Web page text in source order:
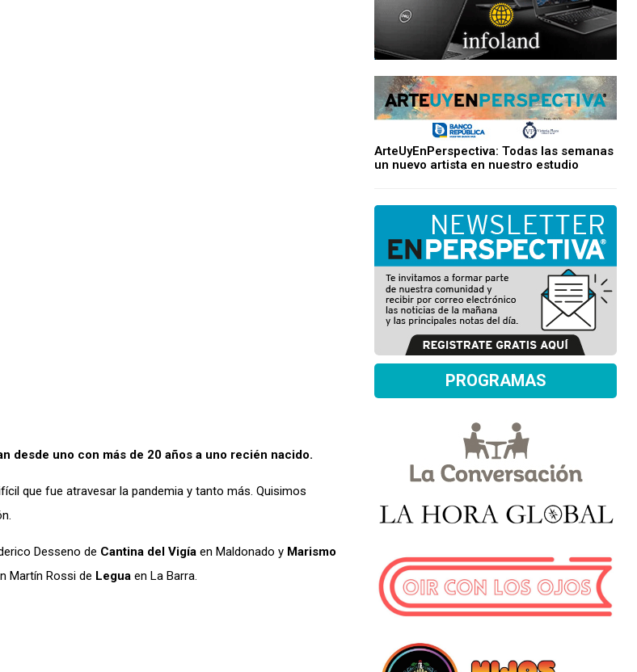
desde uno con más de 20 años a uno recién nacido.
que fue atravesar la pandemia y tanto más. Quisimos
Desseno de Cantina del Vigía en Maldonado y Marismo
Martín Rossi de Legua en La Barra.
ArteUyEnPerspectiva: Todas las semanas
un nuevo artista en nuestro estudio
PROGRAMAS